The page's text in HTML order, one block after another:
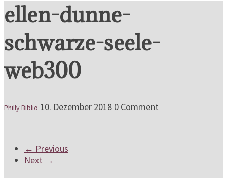
ellen-dunne-
schwarze-seele-
web300
Philly Biblio 10. Dezember 2018 0 Comment
← Previous
Next →